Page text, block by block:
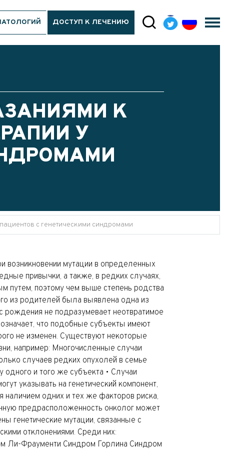
ДОСТУП К ЛЕЧЕНИЮ
К
У
с генетическими синдромами
возникновении мутации в определенных
привычки, а также, в редких случаях,
путем, поэтому чем выше степень родства
из родителей была выявлена одна из
рождения не подразумевает неотвратимое
что подобные субъекты имеют
не изменен. Существуют некоторые
например: Многочисленные случаи
случаев редких опухолей в семье
и того же субъекта • Случаи
указывать на генетический компонент,
наличием одних и тех же факторов риска,
предрасположенность онколог может
генетические мутации, связанные с
отклонениями. Среди них:
Ли-Фраументи Синдром Горлина Синдром